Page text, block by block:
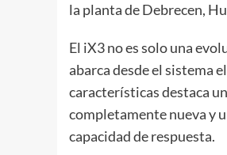
la planta de Debrecen,
El iX3 no es solo una
abarca desde el sistema
características destaca
completamente nueva y
capacidad de respuesta.